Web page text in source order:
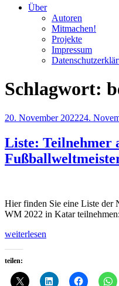
Über
Autoren
Mitmachen!
Projekte
Impressum
Schlagwort:
Veröffentlicht
20. November 202224.
Liste: Teilnehmer
Hier finden Sie eine Liste der
WM 2022 in Katar teilnehmen:
„Liste:
der
Fußballweltmeisterschaft
weiterlesen
teilen: